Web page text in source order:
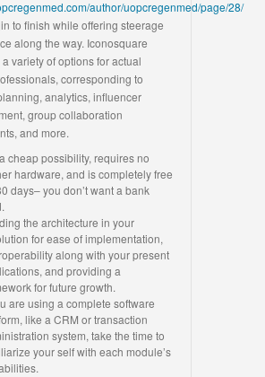
author/uopcregenmed/page/28/
to finish while offering steerage
along the way. Iconosquare
variety of options for actual
corresponding to
analytics, influencer
group collaboration
and more.
cheap possibility, requires no
hardware, and is completely free
days– you don’t want a bank
the architecture in your
for ease of implementation,
along with your present
and providing a
for future growth.
are using a complete software
like a CRM or transaction
system, take the time to
your self with each module’s